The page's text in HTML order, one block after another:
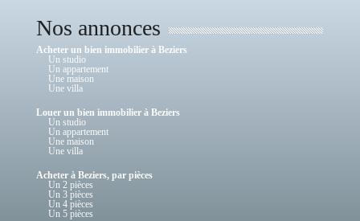
Nos annonces
Acheter un bien immobilier à Beziers
Un studio
Un appartement
Une maison
Une villa
Louer un bien immobilier à Beziers
Un studio
Un appartement
Une maison
Une villa
Acheter à Beziers, par pièces
Un 2 pièces
Un 3 pièces
Un 4 pièces
Un 5 pièces